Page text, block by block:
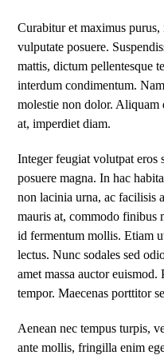
Curabitur et maximus
vulputate posuere.
mattis, dictum pellentesque
interdum condimentum.
molestie non dolor. Aliquam
at, imperdiet diam.
Integer feugiat volutpat eros
posuere magna. In hac
non lacinia urna, ac facilisis
mauris at, commodo finibus
id fermentum mollis. Etiam
lectus. Nunc sodales sed
amet massa auctor
tempor. Maecenas porttitor
Aenean nec tempus turpis,
ante mollis, fringilla enim